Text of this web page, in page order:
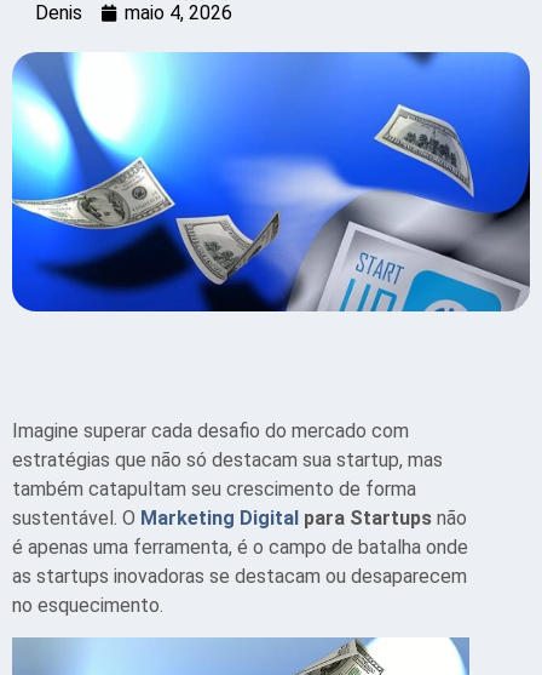
Denis maio 4, 2026
Imagine superar cada desafio do mercado com
estratégias que não só destacam sua startup, mas
também catapultam seu crescimento de forma
sustentável. O Marketing Digital para Startups não
é apenas uma ferramenta, é o campo de batalha onde
as startups inovadoras se destacam ou desaparecem
no esquecimento.